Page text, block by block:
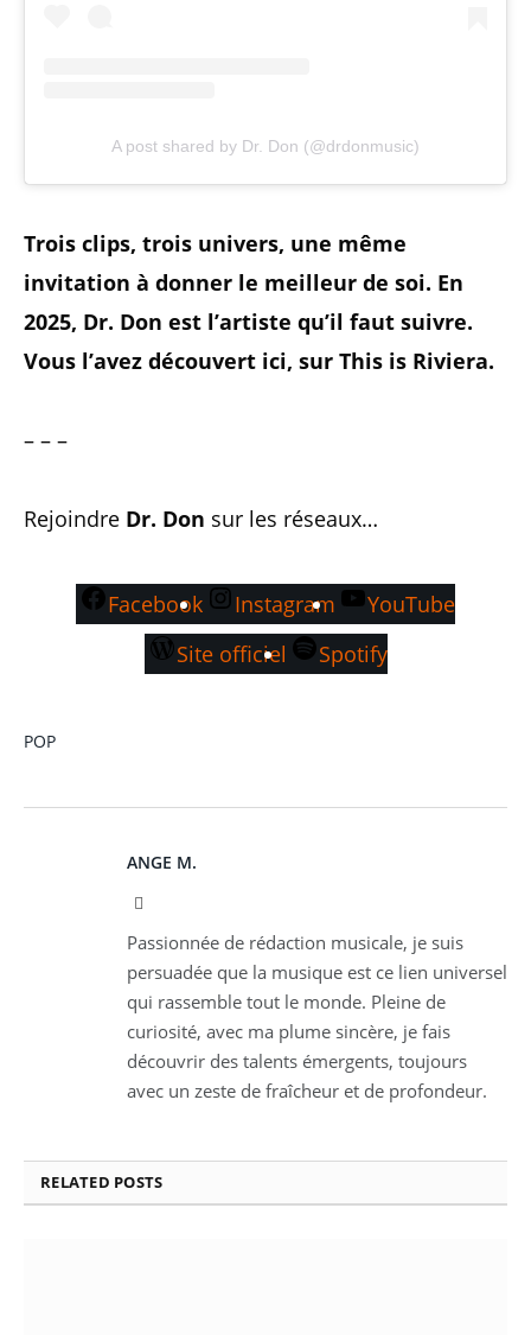
A post shared by Dr. Don (@drdonmusic)
Trois clips, trois univers, une même
invitation à donner le meilleur de soi. En
2025, Dr. Don est l’artiste qu’il faut suivre.
Vous l’avez découvert ici, sur This is Riviera.
– – –
Rejoindre Dr. Don sur les réseaux…
Facebook Instagram
YouTube
Site officiel
Spotify
POP
ANGE M.
Passionnée de rédaction musicale, je suis
persuadée que la musique est ce lien universel
qui rassemble tout le monde. Pleine de
curiosité, avec ma plume sincère, je fais
découvrir des talents émergents, toujours
avec un zeste de fraîcheur et de profondeur.
RELATED POSTS